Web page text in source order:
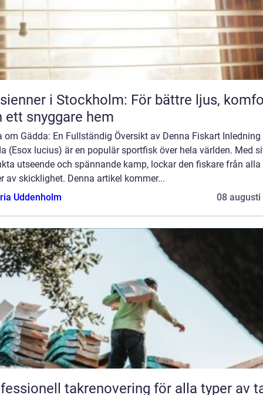
i Stockholm: För bättre ljus,
ett snyggare hem
om Gädda: En Fullständig Översikt av Denna Fiskart Inledning
(Esox lucius) är en populär sportfisk över hela världen. Med
utseende och spännande kamp, lockar den fiskare från alla
av skicklighet. Denna artikel kommer...
Uddenholm
08 augusti
takrenovering för alla typer av